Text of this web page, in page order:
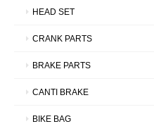
HEAD SET
CRANK PARTS
BRAKE PARTS
CANTI BRAKE
BIKE BAG